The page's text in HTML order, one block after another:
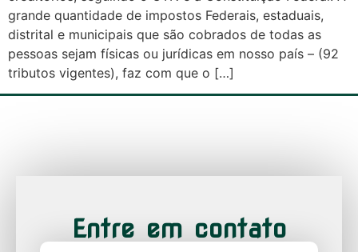
grande quantidade de impostos Federais, estaduais,
distrital e municipais que são cobrados de todas as
pessoas sejam físicas ou jurídicas em nosso país – (92
tributos vigentes), faz com que o […]
Entre em contato